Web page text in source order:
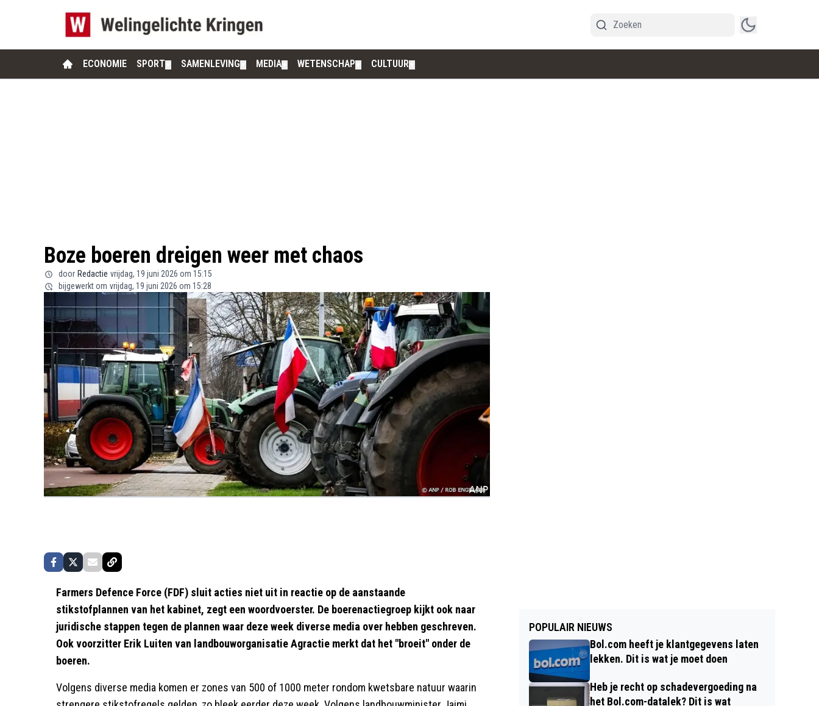
ECONOMIE SPORT SAMENLEVING MEDIA WETENSCHAP CULTUUR
Boze boeren dreigen weer met chaos
door Redactie vrijdag, 19 juni 2026 om 15:15
bijgewerkt om vrijdag, 19 juni 2026 om 15:28
Farmers Defence Force (FDF) sluit acties niet uit in reactie op de aanstaande
stikstofplannen van het kabinet, zegt een woordvoerster. De boerenactiegroep kijkt ook naar
juridische stappen tegen de plannen waar deze week diverse media over hebben geschreven.
Ook voorzitter Erik Luiten van landbouworganisatie Agractie merkt dat het "broeit" onder de
boeren.
Volgens diverse media komen er zones van 500 of 1000 meter rondom kwetsbare natuur waarin
POPULAIR NIEUWS
Bol.com heeft je klantgegevens laten
lekken. Dit is wat je moet doen
Heb je recht op schadevergoeding na
het Bol.com-datalek? Dit is wat